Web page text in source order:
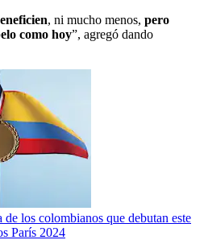
, ni mucho menos, pero
como hoy”, agregó dando
de los colombianos que debutan este
París 2024